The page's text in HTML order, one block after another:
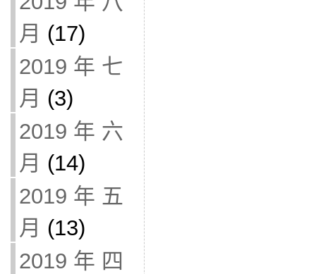
月 (17)
2019 年 七
月 (3)
2019 年 六
月 (14)
2019 年 五
月 (13)
2019 年 四